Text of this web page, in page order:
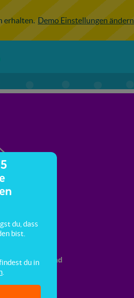
erhalten. Demo Einstellungen ändern
und
du, dass
bist.
du in